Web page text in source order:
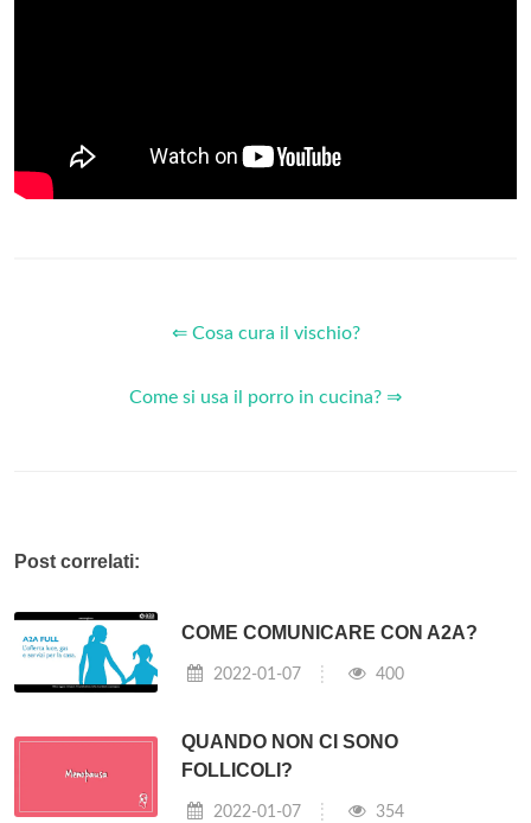
⇐ Cosa cura il vischio?
Come si usa il porro in cucina? ⇒
Post correlati:
COME COMUNICARE CON A2A?
2022-01-07 400
QUANDO NON CI SONO
FOLLICOLI?
2022-01-07 354